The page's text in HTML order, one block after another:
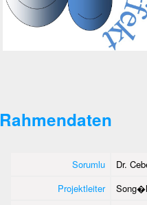
Rahmendaten
Sorumlu
Dr.
Projektleiter